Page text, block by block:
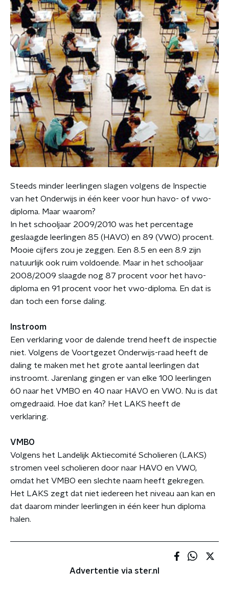
Steeds minder leerlingen slagen volgens de Inspectie
van het Onderwijs in één keer voor hun havo- of vwo-
diploma. Maar waarom?
In het schooljaar 2009/2010 was het percentage
geslaagde leerlingen 85 (HAVO) en 89 (VWO) procent.
Mooie cijfers zou je zeggen. Een 8.5 en een 8.9 zijn
natuurlijk ook ruim voldoende. Maar in het schooljaar
2008/2009 slaagde nog 87 procent voor het havo-
diploma en 91 procent voor het vwo-diploma. En dat is
dan toch een forse daling.
Instroom
Een verklaring voor de dalende trend heeft de inspectie
niet. Volgens de Voortgezet Onderwijs-raad heeft de
daling te maken met het grote aantal leerlingen dat
instroomt. Jarenlang gingen er van elke 100 leerlingen
60 naar het VMBO en 40 naar HAVO en VWO. Nu is dat
omgedraaid. Hoe dat kan? Het LAKS heeft de
verklaring.
VMBO
Volgens het Landelijk Aktiecomité Scholieren (LAKS)
stromen veel scholieren door naar HAVO en VWO,
omdat het VMBO een slechte naam heeft gekregen.
Het LAKS zegt dat niet iedereen het niveau aan kan en
dat daarom minder leerlingen in één keer hun diploma
halen.
Advertentie via ster.nl